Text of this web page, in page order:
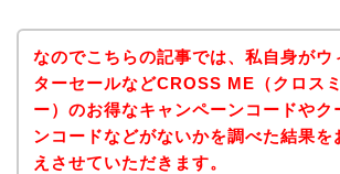
なのでこちらの記事では、私自身がウ
ターセールなどCROSS ME（クロスミ
ー）のお得なキャンペーンコードやク
ンコードなどがないかを調べた結果を
えさせていただきます。